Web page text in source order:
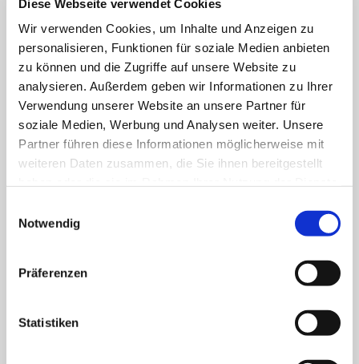
Diese Webseite verwendet Cookies
Wir verwenden Cookies, um Inhalte und Anzeigen zu
personalisieren, Funktionen für soziale Medien anbieten
zu können und die Zugriffe auf unsere Website zu
analysieren. Außerdem geben wir Informationen zu Ihrer
Verwendung unserer Website an unsere Partner für
soziale Medien, Werbung und Analysen weiter. Unsere
Partner führen diese Informationen möglicherweise mit
weiteren Daten zusammen, die Sie ihnen bereitgestellt
Notwendig
Präferenzen
Statistiken
Klinik für Allgemein-, Viszeral- und minimal-
invasive Chirurgie
Klinik für Anästhesiologie & Intensivmedizin
Klinik für Innere Medizin Goethestraße
Gefäß- und Handchirurgie